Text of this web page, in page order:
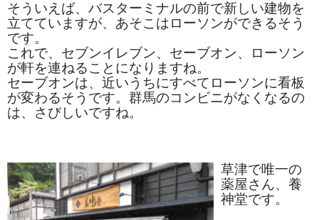
そういえば、バスターミナルの前で新しい建物を
立てていますが、あそこはローソンができるそう
です。
これで、セブンイレブン、セーブオン、ローソン
が軒を連ねることになりますね。
セーブオンは、近いうちにすべてローソンに看板
が変わるそうです。群馬のコンビニがなくなるの
は、さびしいですね。
草津で唯一の
薬屋さん、養
神堂です。